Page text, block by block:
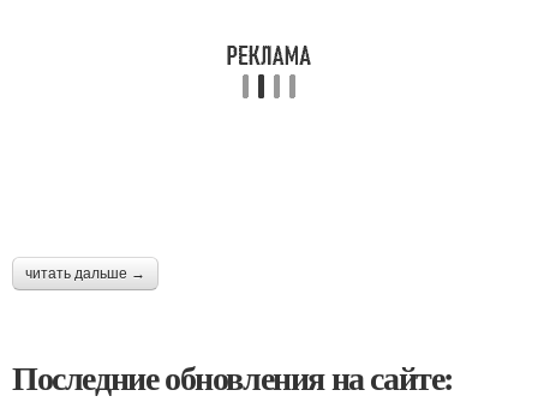
читать дальше →
Последние обновления на сайте: